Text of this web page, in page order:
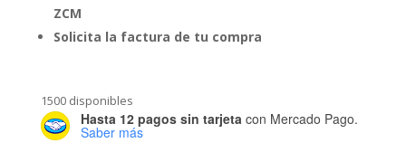
ZCM
Solicita la factura de tu compra
1500 disponibles
Hasta 12 pagos sin tarjetacon Mercado Pago.
Saber más